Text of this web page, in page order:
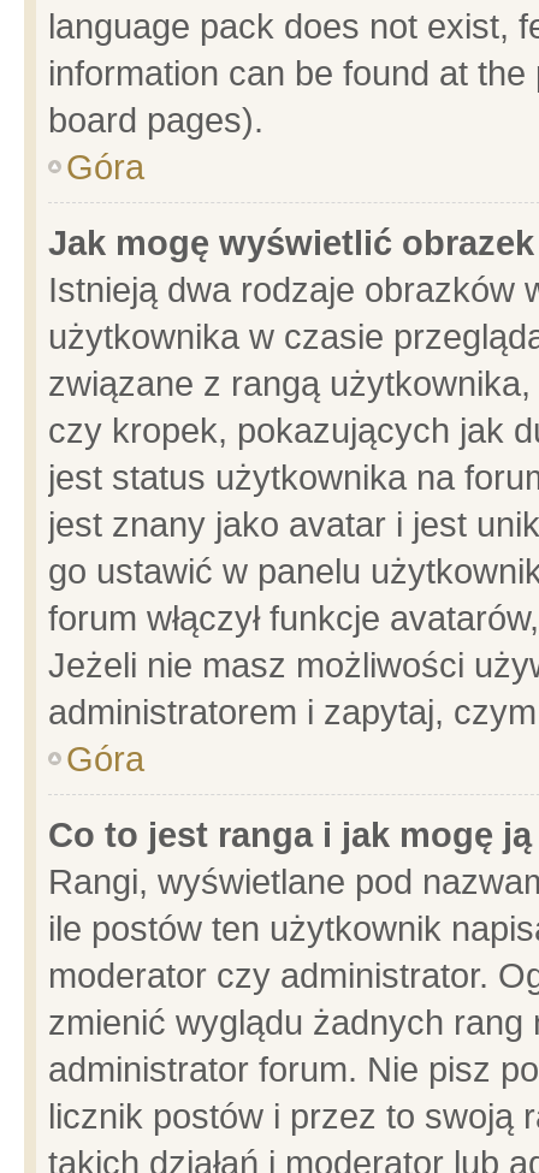
language pack does not exist,
information can be found at
board pages).
Góra
Jak mogę wyświetlić
Istnieją dwa rodzaje obrazków
użytkownika w czasie
związane z rangą
czy kropek, pokazujących jak
jest status użytkownika na
jest znany jako avatar i jest
go ustawić w panelu
forum włączył funkcje
Jeżeli nie masz możliwości
administratorem i zapytaj,
Góra
Co to jest ranga i jak mogę
Rangi, wyświetlane pod
ile postów ten użytkownik
moderator czy administrator.
zmienić wyglądu żadnych
administrator forum. Nie pisz
licznik postów i przez to swoją
takich działań i moderator lub